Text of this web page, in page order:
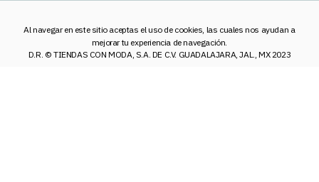
Al navegar en este sitio aceptas el uso de cookies, las cuales nos ayudan a
mejorar tu experiencia de navegación.
D.R. © TIENDAS CON MODA, S.A. DE C.V. GUADALAJARA, JAL., MX 2023